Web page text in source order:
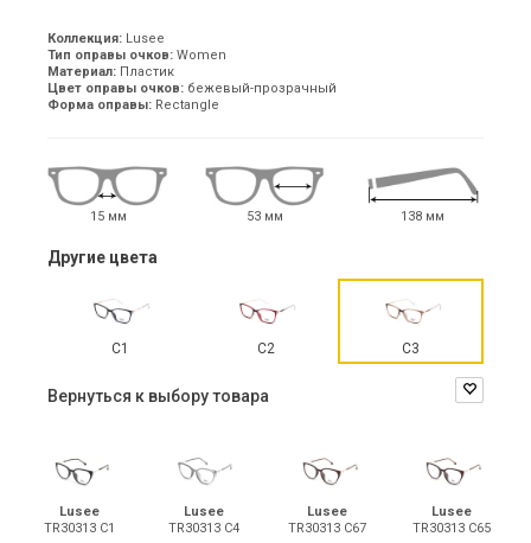
Коллекция: Lusee
Тип оправы очков: Women
Материал: Пластик
Цвет оправы очков: бежевый-прозрачный
Форма оправы: Rectangle
15 мм 53 мм 138 мм
Другие цвета
C1 C2 C3
Вернуться к выбору товара
Lusee
TR30313 C1
Lusee
TR30313 C4
Lusee
TR30313 C67
Lusee
TR30313 C65